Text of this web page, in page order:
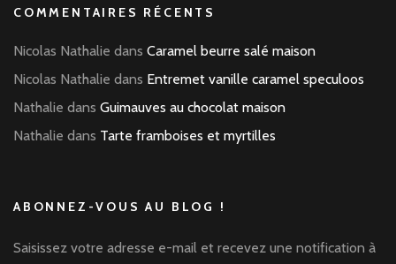
COMMENTAIRES RÉCENTS
Nicolas Nathalie dans Caramel beurre salé maison
Nicolas Nathalie dans Entremet vanille caramel speculoos
Nathalie dans Guimauves au chocolat maison
Nathalie dans Tarte framboises et myrtilles
ABONNEZ-VOUS AU BLOG !
Saisissez votre adresse e-mail et recevez une notification à